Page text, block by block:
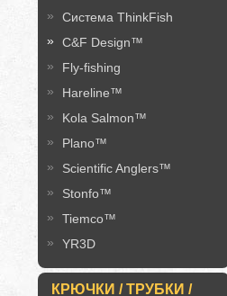
Система ThinkFish
C&F Design™
Fly-fishing
Hareline™
Kola Salmon™
Plano™
Scientific Anglers™
Stonfo™
Tiemco™
YR3D
КРЮЧКИ / ТРУБКИ /